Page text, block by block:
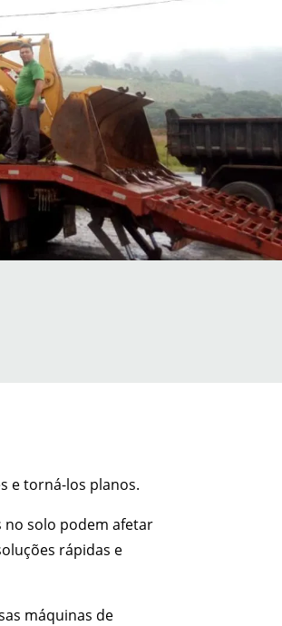
e torná-los planos.
no solo podem afetar
rápidas e
máquinas de